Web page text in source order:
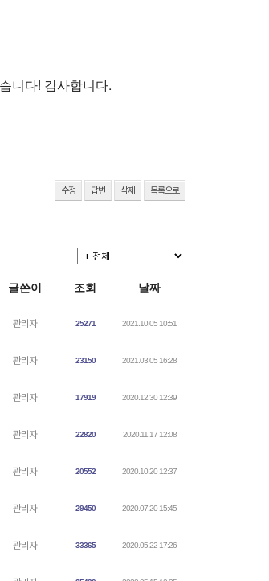
니다! 감사합니다.
수정 답변 삭제 목록으로
글쓴이 조회 날짜
관리자 25271 2021.10.05 10:51
관리자 23150 2021.03.05 16:28
관리자 17919 2020.12.30 12:39
관리자 22820 2020.11.17 12:08
관리자 20552 2020.10.20 12:37
관리자 29450 2020.07.20 15:45
관리자 33365 2020.05.22 17:26